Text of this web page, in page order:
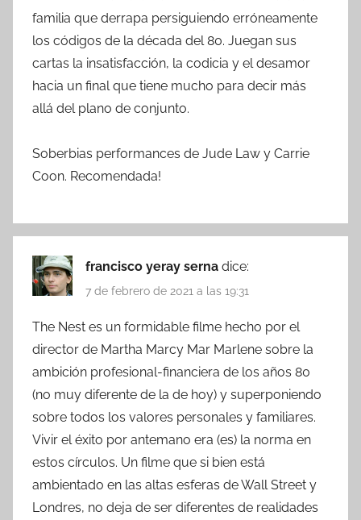
familia que derrapa persiguiendo erróneamente
los códigos de la década del 80. Juegan sus
cartas la insatisfacción, la codicia y el desamor
hacia un final que tiene mucho para decir más
allá del plano de conjunto.
Soberbias performances de Jude Law y Carrie
Coon. Recomendada!
francisco yeray serna dice:
7 de febrero de 2021 a las 19:31
The Nest es un formidable filme hecho por el
director de Martha Marcy Mar Marlene sobre la
ambición profesional-financiera de los años 80
(no muy diferente de la de hoy) y superponiendo
sobre todos los valores personales y familiares.
Vivir el éxito por antemano era (es) la norma en
estos círculos. Un filme que si bien está
ambientado en las altas esferas de Wall Street y
Londres, no deja de ser diferentes de realidades